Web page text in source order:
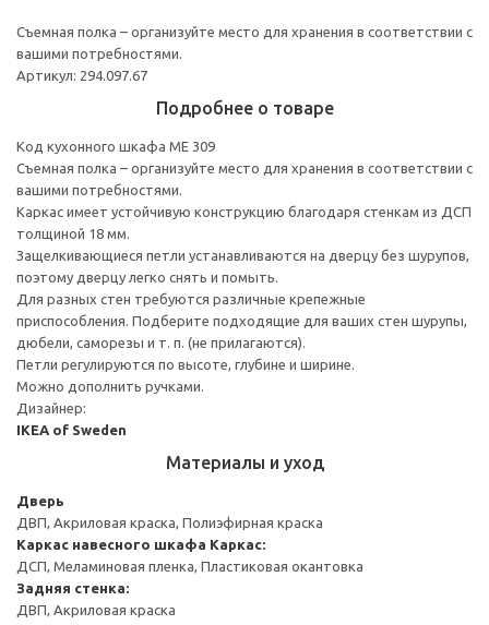
Съемная полка – организуйте место для хранения в соответствии с
вашими потребностями.
Артикул: 294.097.67
Подробнее о товаре
Код кухонного шкафа ME 309
Съемная полка – организуйте место для хранения в соответствии с
вашими потребностями.
Каркас имеет устойчивую конструкцию благодаря стенкам из ДСП
толщиной 18 мм.
Защелкивающиеся петли устанавливаются на дверцу без шурупов,
поэтому дверцу легко снять и помыть.
Для разных стен требуются различные крепежные
приспособления. Подберите подходящие для ваших стен шурупы,
дюбели, саморезы и т. п. (не прилагаются).
Петли регулируются по высоте, глубине и ширине.
Можно дополнить ручками.
Дизайнер:
IKEA of Sweden
Материалы и уход
Дверь
ДВП, Акриловая краска, Полиэфирная краска
Каркас навесного шкафа Каркас:
ДСП, Меламиновая пленка, Пластиковая окантовка
Задняя стенка:
ДВП, Акриловая краска